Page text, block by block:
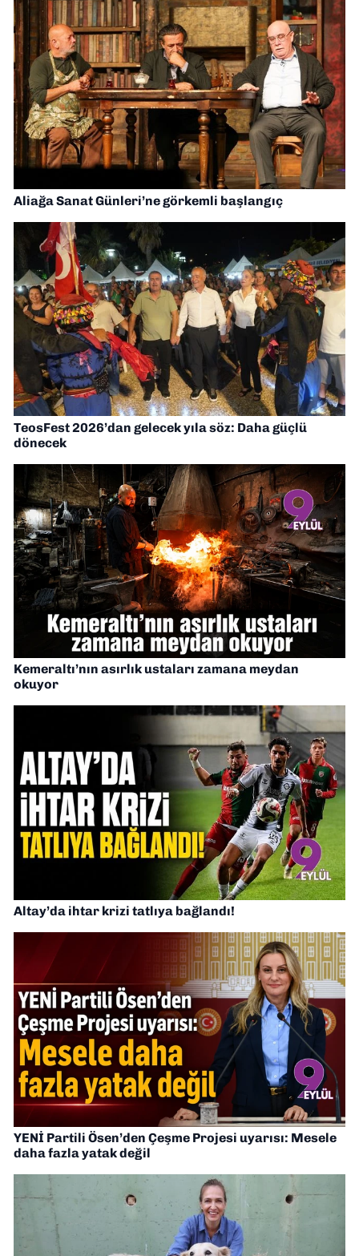
Aliağa Sanat Günleri’ne görkemli başlangıç
TeosFest 2026’dan gelecek yıla söz: Daha güçlü
dönecek
Kemeraltı’nın asırlık ustaları zamana meydan
okuyor
Altay’da ihtar krizi tatlıya bağlandı!
YENİ Partili Ösen’den Çeşme Projesi uyarısı: Mesele
daha fazla yatak değil